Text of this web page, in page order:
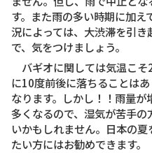
す。また雨の多い時期に加
況によっては、大渋滞を引
で、気をつけましょう。
バギオに関しては気温こ
に10度前後に落ちることは
なります。しかし！！雨量
多くなるので、湿気が苦手
いかもしれません。日本の
たい方にはお勧めできます。